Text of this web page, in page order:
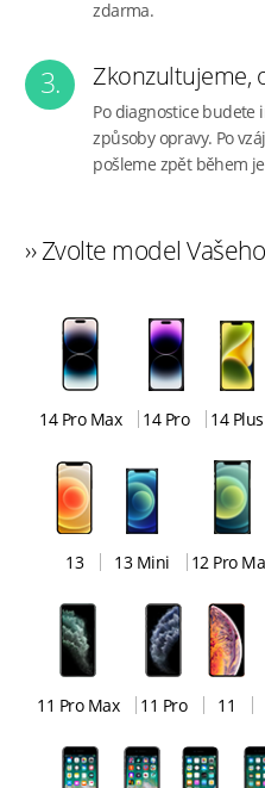
zdarma.
3. Zkonzultujeme,
Po diagnostice budete
způsoby opravy. Po
pošleme zpět během
›› Zvolte model
14 Pro Max 14 Pro 14 Plus
13 13 Mini 12 Pro
11 Pro Max 11 Pro 11